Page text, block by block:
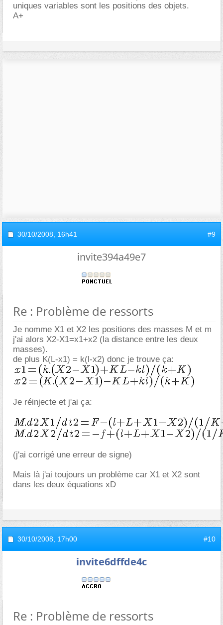
uniques variables sont les positions des objets.
A+
30/10/2008, 16h41 #9
invite394a49e7
Re : Problème de ressorts
Je nomme X1 et X2 les positions des masses M et m
j'ai alors X2-X1=x1+x2 (la distance entre les deux
masses).
de plus K(L-x1) = k(l-x2) donc je trouve ça:
Je réinjecte et j'ai ça:
(j'ai corrigé une erreur de signe)
Mais là j'ai toujours un problème car X1 et X2 sont
dans les deux équations xD
30/10/2008, 17h00 #10
invite6dffde4c
Re : Problème de ressorts